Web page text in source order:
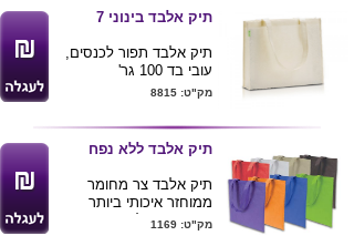
צבע : כחול נייבי
רויאל
תיק אלבד בינוני 7
תיק אלבד תפור לכנסים,
עובי בד 100 גר'
צבעים: אדום, אפור,ירוק,
כחול, כחול נייבי, כתום,
לבן, קרם, שחור
מק"ט: 8815
תיק אלבד ללא נפח
תיק אלבד צר מחומר
ממוחזר איכותי ביותר
כ-100 גרם למטר עם מק"ט: 1169